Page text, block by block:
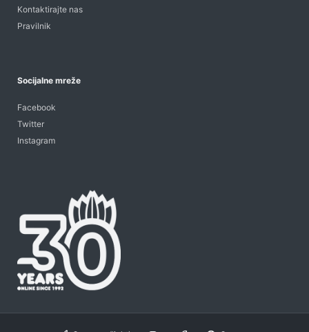
Kontaktirajte nas
Pravilnik
Socijalne mreže
Facebook
Twitter
Instagram